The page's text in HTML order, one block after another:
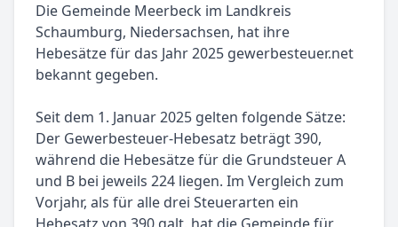
Die Gemeinde Meerbeck im Landkreis
Schaumburg, Niedersachsen, hat ihre
Hebesätze für das Jahr 2025 gewerbesteuer.net
bekannt gegeben.
Seit dem 1. Januar 2025 gelten folgende Sätze:
Der Gewerbesteuer-Hebesatz beträgt 390,
während die Hebesätze für die Grundsteuer A
und B bei jeweils 224 liegen. Im Vergleich zum
Vorjahr, als für alle drei Steuerarten ein